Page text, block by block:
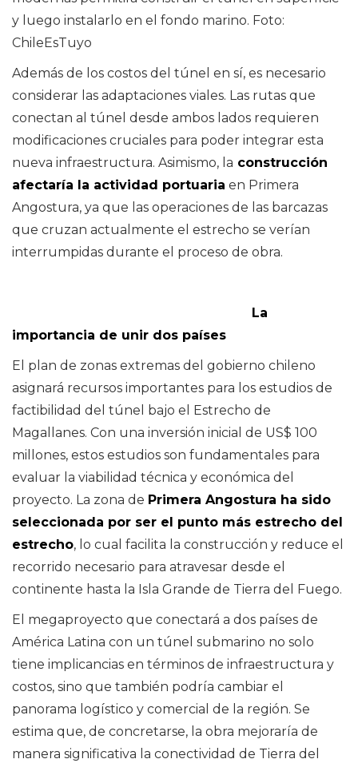
y luego instalarlo en el fondo marino. Foto:
ChileEsTuyo
Además de los costos del túnel en sí, es necesario
considerar las adaptaciones viales. Las rutas que
conectan al túnel desde ambos lados requieren
modificaciones cruciales para poder integrar esta
nueva infraestructura. Asimismo, la construcción
afectaría la actividad portuaria en Primera
Angostura, ya que las operaciones de las barcazas
que cruzan actualmente el estrecho se verían
interrumpidas durante el proceso de obra.
La
importancia de unir dos países
El plan de zonas extremas del gobierno chileno
asignará recursos importantes para los estudios de
factibilidad del túnel bajo el Estrecho de
Magallanes. Con una inversión inicial de US$ 100
millones, estos estudios son fundamentales para
evaluar la viabilidad técnica y económica del
proyecto. La zona de Primera Angostura ha sido
seleccionada por ser el punto más estrecho del
estrecho, lo cual facilita la construcción y reduce el
recorrido necesario para atravesar desde el
continente hasta la Isla Grande de Tierra del Fuego.
El megaproyecto que conectará a dos países de
América Latina con un túnel submarino no solo
tiene implicancias en términos de infraestructura y
costos, sino que también podría cambiar el
panorama logístico y comercial de la región. Se
estima que, de concretarse, la obra mejoraría de
manera significativa la conectividad de Tierra del